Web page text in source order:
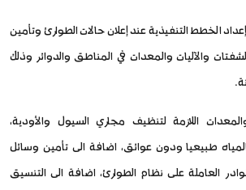
الخطط التنفيذية عند إعلان حالات الطوارئ وتأمين
والآليات والمعدات في المناطق والدوائر وذلك
اللازمة لتنظيف مجاري السيول والأودية،
طبيعيا ودون عوائق، اضافة الى تأمين وسائل
العاملة على نظام الطوارئ، اضافة الى التنسيق